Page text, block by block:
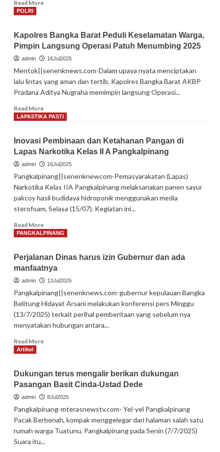
Tertib
Read More
Sinergi
dan
Akselerasi
Program,
Narkotika
Pangkalpinang
Arahan
Dirjen
Secara
Virtual
POLRI
Kapolres Bangka Barat Peduli Keselamatan Warga,
Pimpin Langsung Operasi Patuh Menumbing 2025
admin 16Jul2025
Mentok||senenknews.com-Dalam upaya nyata menciptakan
lalu lintas yang aman dan tertib, Kapolres Bangka Barat AKBP
Pradana Aditya Nugraha memimpin langsung Operasi...
Read MoreRead
more
Bangka
Barat
Peduli
Keselamatan
Warga,
Pimpin
Langsung
Operasi
Menumbing
2025
LAPASTIKA PASTI
Inovasi Pembinaan dan Ketahanan Pangan di
Lapas Narkotika Kelas II A Pangkalpinang
admin 16Jul2025
Pangkalpinang||senenknewcom-Pemasyarakatan (Lapas)
Narkotika Kelas IIA Pangkalpinang melaksanakan panen sayur
pakcoy hasil budidaya hidroponik menggunakan media
sterofoam, Selasa (15/07). Kegiatan ini...
Read MoreRead
more
Pembinaan
dan
Ketahanan
Pangan
Lapas
Narkotika
Kelas
A
PANGKALPINANG
Perjalanan Dinas harus izin Gubernur dan ada
manfaatnya
admin 13Jul2025
Pangkalpinang||senenknews.com-gubernur kepulauan Bangka
Belitung Hidayat Arsani melakukan konferensi pers Minggu
(13/7/2025) terkait perihal pemberitaan yang sebelum nya
menyatakan hubungan antara...
Read MoreRead
Dinas
harus
izin
Gubernur
ada
manfaatnya
Artikel
Dukungan terus mengalir berikan dukungan
Pasangan Basit Cinda-Ustad Dede
admin 8Jul2025
Pangkalpinang-mterasnewstv.com- Yel-yel Pangkalpinang
Pacak Berbenah, kompak menggelegar dari halaman salah satu
rumah warga Tuatunu, Pangkalpinang pada Senin (7/7/2025)
Suara itu...